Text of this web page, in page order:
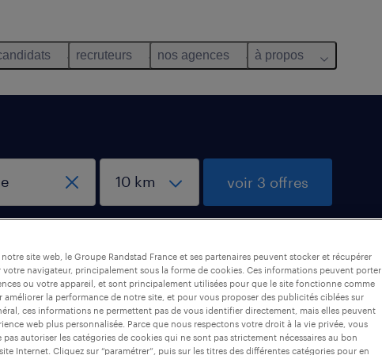
recruteurs nos agences à propos
voir 3 offres
Sarthe
site web, le Groupe Randstad France et ses partenaires peuvent stocker et récupérer
navigateur, principalement sous la forme de cookies. Ces informations peuvent porter
ou votre appareil, et sont principalement utilisées pour que le site fonctionne comme
améliorer la performance de notre site, et pour vous proposer des publicités ciblées sur
ces informations ne permettent pas de vous identifier directement, mais elles peuvent
web plus personnalisée. Parce que nous respectons votre droit à la vie privée, vous
pas autoriser les catégories de cookies qui ne sont pas strictement nécessaires au bon
Internet. Cliquez sur “paramétrer”, puis sur les titres des différentes catégories pour en